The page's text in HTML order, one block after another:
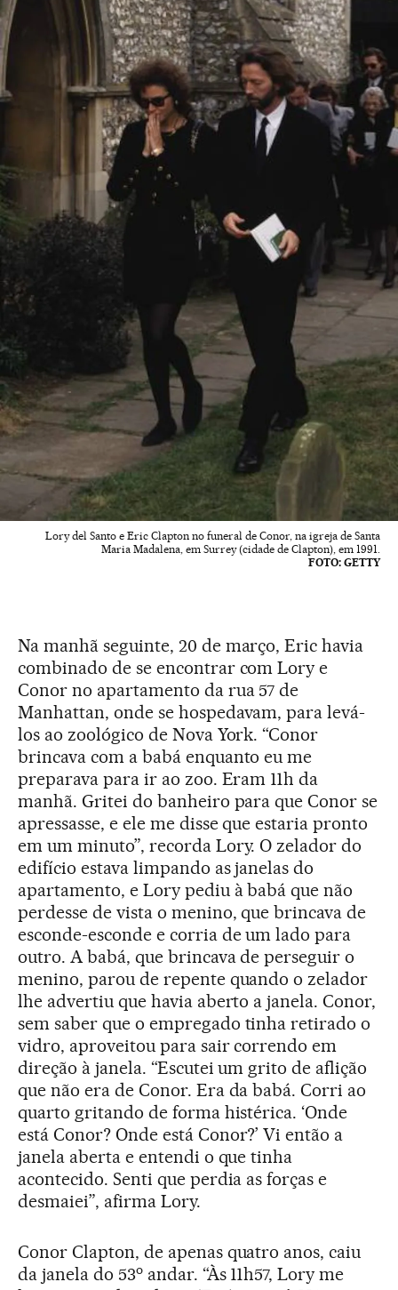
Lory del Santo e Eric Clapton no funeral de Conor, na igreja de Santa
Maria Madalena, em Surrey (cidade de Clapton), em 1991.
FOTO: GETTY
Na manhã seguinte, 20 de março, Eric havia
combinado de se encontrar com Lory e
Conor no apartamento da rua 57 de
Manhattan, onde se hospedavam, para levá-
los ao zoológico de Nova York. “Conor
brincava com a babá enquanto eu me
preparava para ir ao zoo. Eram 11h da
manhã. Gritei do banheiro para que Conor se
apressasse, e ele me disse que estaria pronto
em um minuto”, recorda Lory. O zelador do
edifício estava limpando as janelas do
apartamento, e Lory pediu à babá que não
perdesse de vista o menino, que brincava de
esconde-esconde e corria de um lado para
outro. A babá, que brincava de perseguir o
menino, parou de repente quando o zelador
lhe advertiu que havia aberto a janela. Conor,
sem saber que o empregado tinha retirado o
vidro, aproveitou para sair correndo em
direção à janela. “Escutei um grito de aflição
que não era de Conor. Era da babá. Corri ao
quarto gritando de forma histérica. ‘Onde
está Conor? Onde está Conor?’ Vi então a
janela aberta e entendi o que tinha
acontecido. Senti que perdia as forças e
desmaiei”, afirma Lory.
Conor Clapton, de apenas quatro anos, caiu
da janela do 53oandar. “Às 11h57, Lory me